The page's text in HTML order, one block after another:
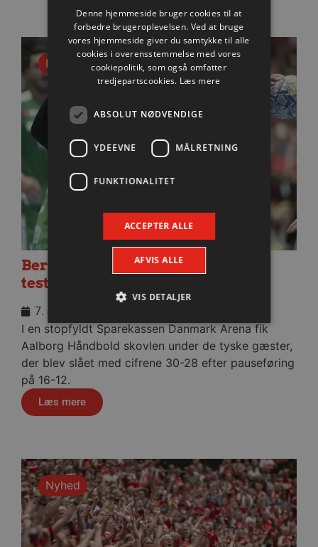
Nyhed
Berlin besejret i medrivende
testkamp
7. august 2026
I en stopfyldt Sparekassen Danmark Arena fik
Aalborg Håndbold skovlen under de tyske gæster,
der blev slået med cifrene 30-28 efter pauseføring
på 16-12.
Læs mere
Nyhed
Denne hjemmeside bruger cookies til at
forbedre brugeroplevelsen. Ved at bruge
vores hjemmeside giver du samtykke til alle
cookies i overensstemmelse med vores
cookiepolitik, som også omfatter
tredjepartscookies. Læs mere
ABSOLUT NØDVENDIGE
YDEEVNE MÅLRETNING
FUNKTIONALITET
ACCEPTER ALLE
AFVIS ALLE
VIS DETALJER
Absolut nødvendige
Ydeevne
Absolut nødvendige cookies muliggør
hjemmesidens grundlæggende funktionalitet
Navn Udbyder / Domæne
/dyna-.*/i
.aalborghaandbold.dk
_dcid
Google
.aalborghaandbold.dk